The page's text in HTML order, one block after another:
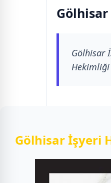
Gölhisar
Hekimliği
Gölhisar İşyeri